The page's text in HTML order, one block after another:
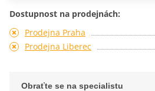
Dostupnost na prodejnách:
Prodejna Praha
Prodejna Liberec
Obraťte se na specialistu